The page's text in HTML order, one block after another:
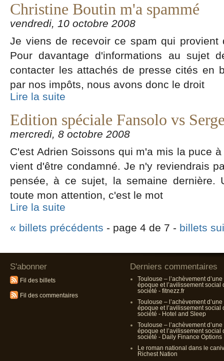
Christine Boutin m'a spammé
vendredi, 10 octobre 2008
Je viens de recevoir ce spam qui provient
Pour davantage d'informations au sujet
contacter les attachés de presse cités en
par nos impôts, nous avons donc le droit
Lire la suite
Edition spéciale Fansolo vs
mercredi, 8 octobre 2008
C'est Adrien Soissons qui m'a mis la puce
vient d'être condamné. Je n'y reviendrais
pensée, à ce sujet, la semaine dernière.
toute mon attention, c'est le mot
Lire la suite
« billets précédents - page 4 de 7 - billets
S'abonner
Fil des billets
Fil des commentaires
Derniers commentaires
Toulouse – l’achèvement d’une
époque et l’avilissement social
société - fitnezz.fr
Toulouse – l’achèvement d’une
époque et l’avilissement social
société - Hotel and Sleep
Toulouse – l’achèvement d’une
époque et l’avilissement social
société - Daily Finance Options
Le roman national dans le
Richest Nation